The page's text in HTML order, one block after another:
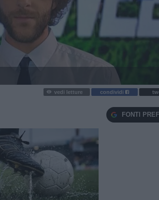
vedi letture condividi
FONTI